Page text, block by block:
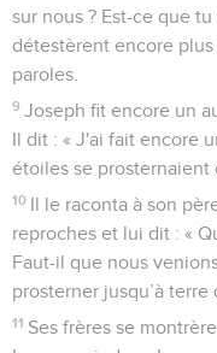
sur nous ? Est-ce que
détestèrent encore plus
paroles.
9 Joseph fit encore un
Il dit : « J'ai fait encore
étoiles se prosternaient
10
Il le raconta à son
reproches et lui dit : «
Faut-il que nous
prosterner jusqu’à terre
11 Ses frères se